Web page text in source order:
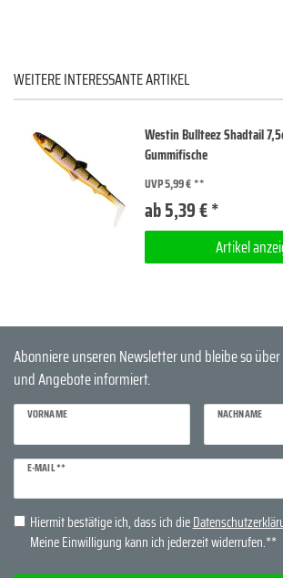
WEITERE INTERESSANTE ARTIKEL
Westin Bullteez Shadtail
Gummifische
UVP 5,99 €
ab 5,39 € *
Artikel
Abonniere unseren Newsletter und bleibe so
und Angebote informiert.
VORNAME NACHNAME
E-MAIL **
Newsletter
Honig
Hiermit bestätige ich, dass ich die
Meine Einwilligung kann ich jederzeit widerrufen.**